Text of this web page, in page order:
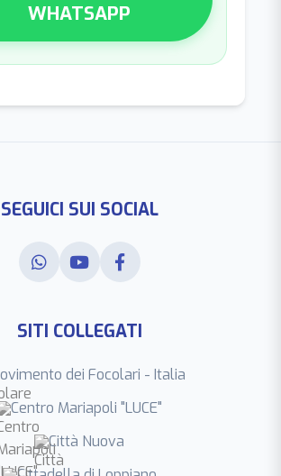
WHATSAPP
SEGUICI SUI SOCIAL
SITI COLLEGATI
dei Focolari - Italia
Centro Mariapoli "LUCE"
Città Nuova